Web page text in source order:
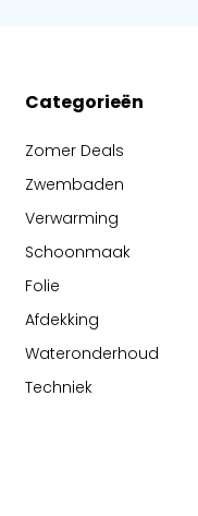
Categorieën
Zomer Deals
Zwembaden
Verwarming
Schoonmaak
Folie
Afdekking
Wateronderhoud
Techniek